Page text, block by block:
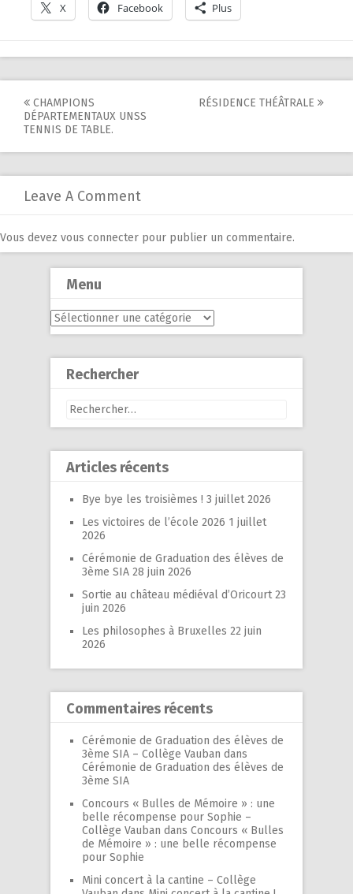
X Facebook Plus
Post
navigation
CHAMPIONS
DÉPARTEMENTAUX UNSS
TENNIS DE TABLE.
RÉSIDENCE THÉÂTRALE
Leave A Comment
Vous devez vous connecter pour publier un commentaire.
Menu
Menu
Rechercher
Rechercher :
Articles récents
Bye bye les troisièmes ! 3 juillet 2026
Les victoires de l’école 2026 1 juillet
2026
Cérémonie de Graduation des élèves de
3ème SIA 28 juin 2026
Sortie au château médiéval d’Oricourt 23
juin 2026
Les philosophes à Bruxelles 22 juin
2026
Commentaires récents
Cérémonie de Graduation des élèves de
3ème SIA – Collège Vauban dans
Cérémonie de Graduation des élèves de
3ème SIA
Concours « Bulles de Mémoire » : une
belle récompense pour Sophie –
Collège Vauban dans Concours « Bulles
de Mémoire » : une belle récompense
pour Sophie
Mini concert à la cantine – Collège